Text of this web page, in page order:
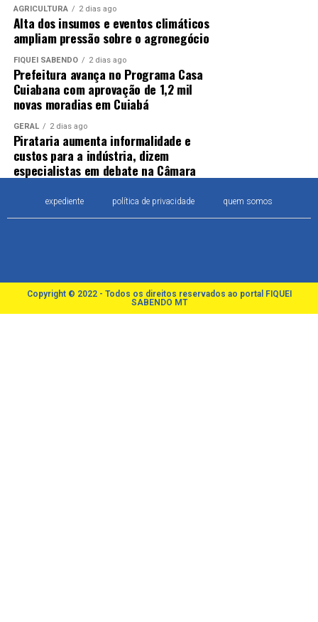
O trabalho de pessoas com idade abaixo de 18 anos é
proibido em atividades insalubres, perigosas, noturnas,
prejudiciais ao desenvolvimento físico, psíquico, moral e
social ou realizadas em horários e locais que não
permitam a frequência à escola.
A lista das Piores Formas de Trabalho Infantil (Lista
TIP) está disponível no decreto nº 6.481/2008.
Relacionadas
AGRICULTURA 2 dias ago
Alta dos insumos e eventos climáticos
ampliam pressão sobre o agronegócio
FIQUEI SABENDO 2 dias ago
Prefeitura avança no Programa Casa
Cuiabana com aprovação de 1,2 mil
novas moradias em Cuiabá
GERAL 2 dias ago
Pirataria aumenta informalidade e
custos para a indústria, dizem
especialistas em debate na Câmara
expediente política de privacidade quem somos
Copyright © 2022 - Todos os direitos reservados ao portal FIQUEI
SABENDO MT